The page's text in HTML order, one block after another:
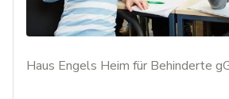
Haus Engels Heim für Behinderte